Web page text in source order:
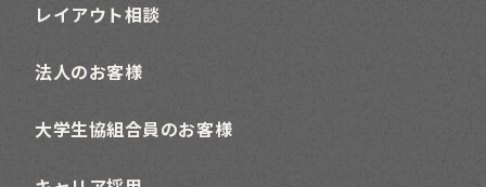
レイアウト相談
法人のお客様
大学生協組合員のお客様